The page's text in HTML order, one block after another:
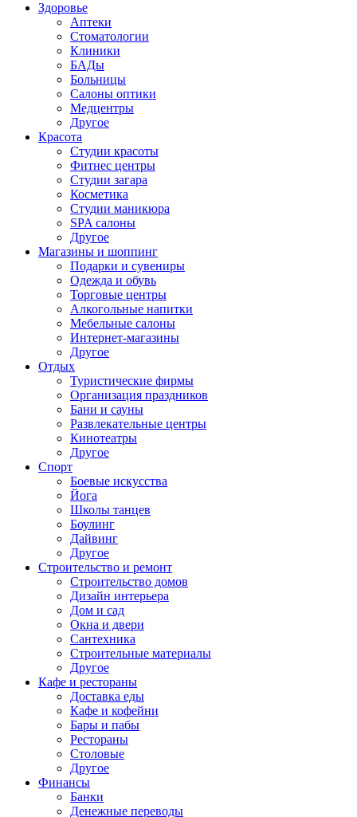
Здоровье
Аптеки
Стоматологии
Клиники
БАДы
Больницы
Салоны оптики
Медцентры
Другое
Красота
Студии красоты
Фитнес центры
Студии загара
Косметика
Студии маникюра
SPA салоны
Другое
Магазины и шоппинг
Подарки и сувениры
Одежда и обувь
Торговые центры
Алкогольные напитки
Мебельные салоны
Интернет-магазины
Другое
Отдых
Туристические фирмы
Организация праздников
Бани и сауны
Развлекательные центры
Кинотеатры
Другое
Спорт
Боевые искусства
Йога
Школы танцев
Боулинг
Дайвинг
Другое
Строительство и ремонт
Строительство домов
Дизайн интерьера
Дом и сад
Окна и двери
Сантехника
Строительные материалы
Другое
Кафе и рестораны
Доставка еды
Кафе и кофейни
Бары и пабы
Рестораны
Столовые
Другое
Финансы
Банки
Денежные переводы